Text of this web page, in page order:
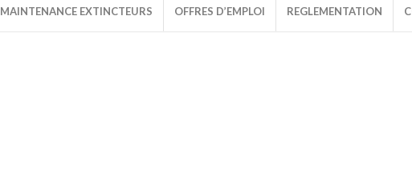
MAINTENANCE EXTINCTEURS OFFRES D’EMPLOI REGLEMENTATION